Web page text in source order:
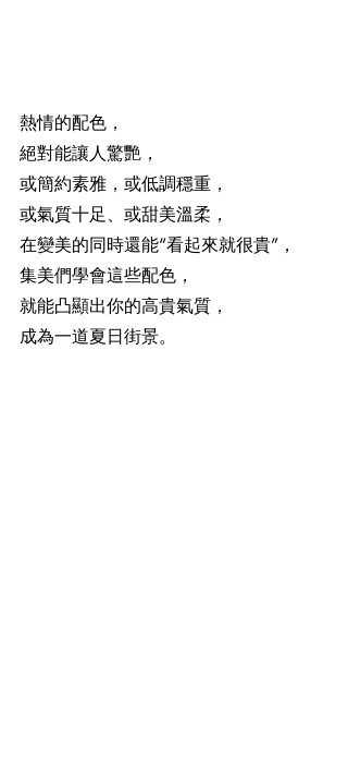
熱情的配色，
絕對能讓人驚艷，
或簡約素雅，或低調穩重，
或氣質十足、或甜美溫柔，
在變美的同時還能“看起來就很貴”，
集美們學會這些配色，
就能凸顯出你的高貴氣質，
成為一道夏日街景。